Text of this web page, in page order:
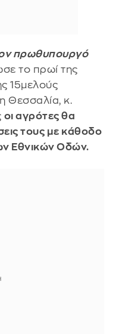
πρωθυπουργό
το πρωί της
15μελούς
Θεσσαλία, κ.
οι αγρότες θα
τους με κάθοδο
Εθνικών Οδών.